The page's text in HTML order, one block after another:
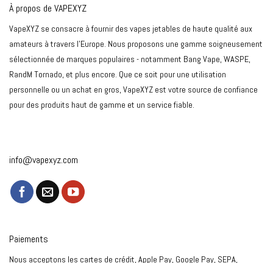
À propos de VAPEXYZ
VapeXYZ se consacre à fournir des vapes jetables de haute qualité aux
amateurs à travers l'Europe. Nous proposons une gamme soigneusement
sélectionnée de marques populaires - notamment Bang Vape, WASPE,
RandM Tornado, et plus encore. Que ce soit pour une utilisation
personnelle ou un achat en gros, VapeXYZ est votre source de confiance
pour des produits haut de gamme et un service fiable.
info@vapexyz.com
Paiements
Nous acceptons les cartes de crédit, Apple Pay, Google Pay, SEPA,